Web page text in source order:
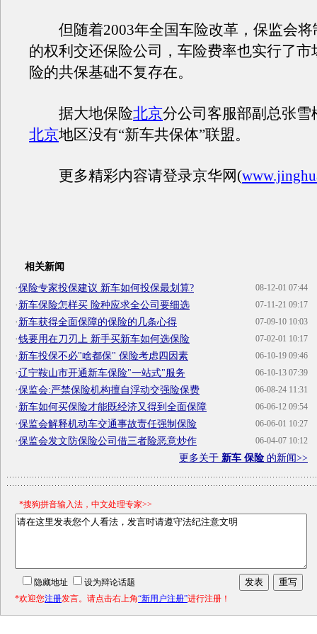
但随着2003年全国车险改革，保监会将
的权利交还保险公司，车险费率也实行了市
险的共保基础不复存在。
据大地保险北京分公司客服部副总张雪
北京地区没有“新车共保体”联盟。
更多精彩内容请登录京华网(
相关新闻
08-12-01 07:44
·保险专家投保建议 新车如何投保最划算?
07-11-21 09:17
·新车保险怎样买 险种应求全公司要细选
07-09-10 10:03
·新车获得全面保障的保险的几条心得
07-02-01 10:17
·钱要用在刀刃上 新手买新车如何选保险
06-10-19 09:46
·新车投保不必"啥都保" 保险考虑四因素
06-10-13 07:39
·辽宁鞍山市开通新车保险"一站式"服务
06-08-24 11:31
·保监会:严禁保险机构擅自浮动交强险保费
06-06-12 09:54
·新车如何买保险才能既经济又得到全面保障
06-06-01 10:27
·保监会解释机动车交通事故责任强制保险
06-04-07 10:12
·保监会发文防保险公司借三者险恶意炒作
更多关于 新车 保险的新闻>>
*搜狗拼音输入法，中文处理专家>>
隐藏地址
设为辩论话题
*欢迎您注册发言。请点击右上角“新用户注册”进行注册！